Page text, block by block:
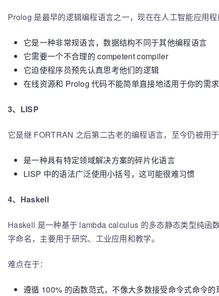
Prolog 是最早的逻辑编程语言之一，现在在人工智能应用
它是一种非常规语言，数据结构不同于其他编程语言
它需要一个不合理的 competent compiler
它迫使程序员预先认真思考他们的逻辑
在线资源和 Prolog 代码不能简单直接地适用于你的需求
3、LISP
它是继 FORTRAN 之后第二古老的编程语言，至今仍被用
是一种具有特定领域解决方案的碎片化语言
LISP 中的语法广泛使用小括号，这可能很难习惯
4、Haskell
Haskell 是一种基于 lambda calculus 的多态静态类型纯函
字命名，主要用于研究、工业应用和教学。
难点在于：
遵循 100% 的函数范式，不像大多数接受命令式命令的